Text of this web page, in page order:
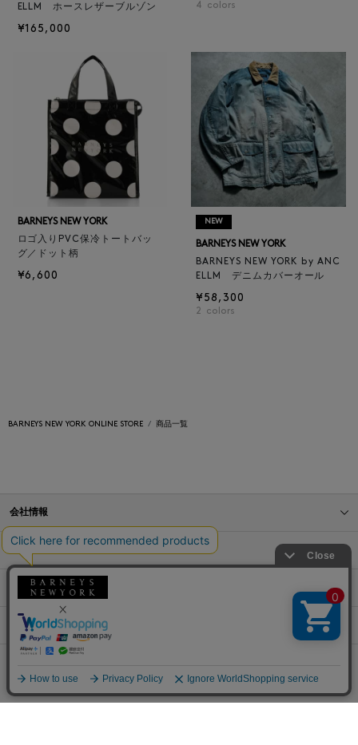
ELLM ホースレザーブルゾン
¥165,000
4 colors
BARNEYS NEW YORK
ロゴ入りPVC保冷トートバッ
グ／ドット柄
¥6,600
NEW
BARNEYS NEW YORK
BARNEYS NEW YORK by ANC
ELLM デニムカバーオール
¥58,300
2 colors
BARNEYS NEW YORK ONLINE STORE 商品一覧
会社情報
店舗情報
サービス